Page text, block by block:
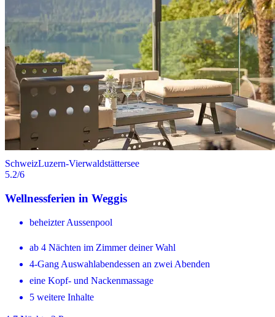
SchweizLuzern-Vierwaldstättersee
5.2/6
Wellnessferien in Weggis
beheizter Aussenpool
ab 4 Nächten im Zimmer deiner Wahl
4-Gang Auswahlabendessen an zwei Abenden
eine Kopf- und Nackenmassage
5 weitere Inhalte